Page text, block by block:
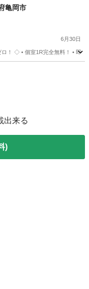
亀岡市
6月30日
◇ • 個室1R完全無料！ • 即日
出来る
)